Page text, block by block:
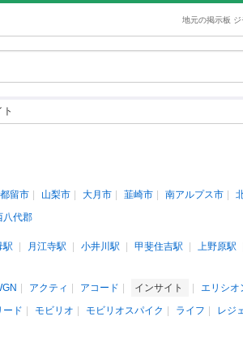
地元の掲示板 ジ
都留市 山梨市 大月市 韮崎市 南アルプス市
八代郡
駅 月江寺駅 小井川駅 甲斐住吉駅 上野原駅
アクティ アコード インサイト エリシオ
ード モビリオ モビリオスパイク ライフ レジ